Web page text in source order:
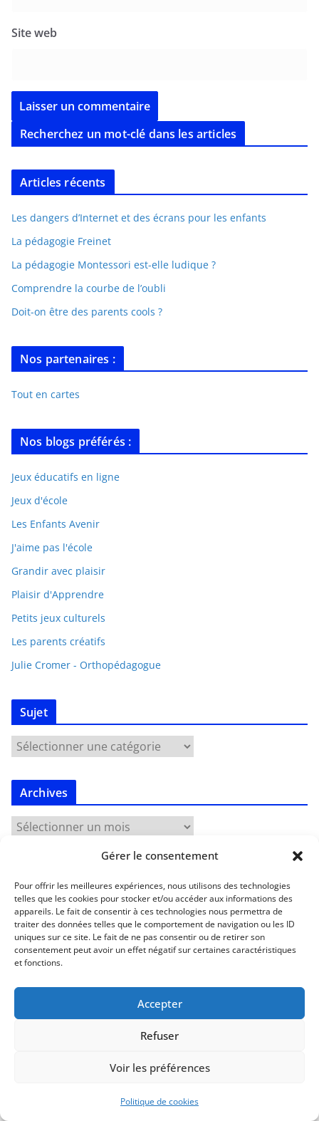
Gérer le consentement
Pour offrir les meilleures expériences, nous utilisons des technologies
telles que les cookies pour stocker et/ou accéder aux informations des
appareils. Le fait de consentir à ces technologies nous permettra de
traiter des données telles que le comportement de navigation ou les ID
uniques sur ce site. Le fait de ne pas consentir ou de retirer son
consentement peut avoir un effet négatif sur certaines caractéristiques
et fonctions.
Accepter
Refuser
Voir les préférences
Politique de cookies
Site web
Recherchez un mot-clé dans les articles
Articles récents
Les dangers d’Internet et des écrans pour les enfants
La pédagogie Freinet
La pédagogie Montessori est-elle ludique ?
Comprendre la courbe de l’oubli
Doit-on être des parents cools ?
Nos partenaires :
Tout en cartes
Nos blogs préférés :
Jeux éducatifs en ligne
Jeux d'école
Les Enfants Avenir
J'aime pas l'école
Grandir avec plaisir
Plaisir d'Apprendre
Petits jeux culturels
Les parents créatifs
Julie Cromer - Orthopédagogue
Sujet
Archives
Articles récents
Les dangers d’Internet et des écrans pour les enfants
La pédagogie Freinet
La pédagogie Montessori est-elle ludique ?
Comprendre la courbe de l’oubli
Commentaires récents